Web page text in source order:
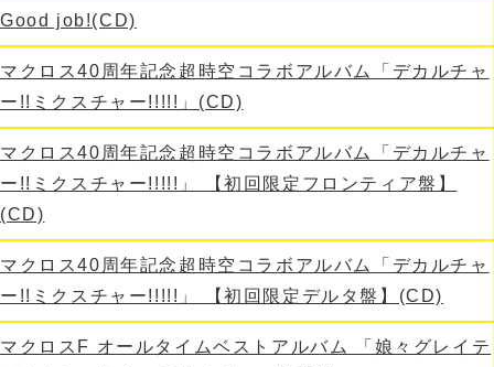
Good job!(CD)
マクロス40周年記念超時空コラボアルバム「デカルチャ
ー!!ミクスチャー!!!!!」(CD)
マクロス40周年記念超時空コラボアルバム「デカルチャ
ー!!ミクスチャー!!!!!」 【初回限定フロンティア盤】
(CD)
マクロス40周年記念超時空コラボアルバム「デカルチャ
ー!!ミクスチャー!!!!!」 【初回限定デルタ盤】(CD)
マクロスF オールタイムベストアルバム 「娘々グレイテ